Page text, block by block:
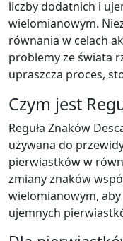
liczby dodatnich i
wielomianowym.
równania w celach
problemy ze świata
upraszcza proces,
Czym jest
Reguła Znaków
używana do
pierwiastków w
zmiany znaków
wielomianowym,
ujemnych